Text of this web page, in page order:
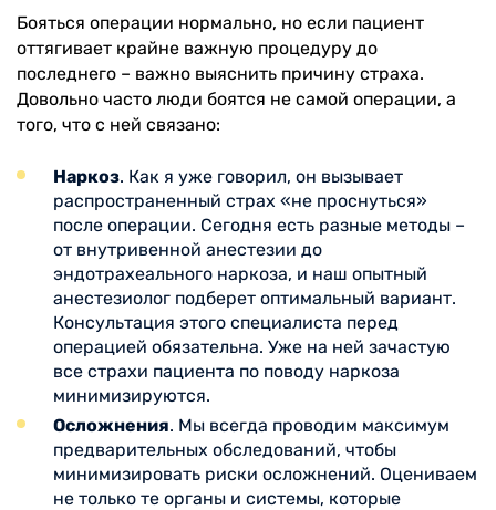
Бояться операции нормально, но если пациент
оттягивает крайне важную процедуру до
последнего – важно выяснить причину страха.
Довольно часто люди боятся не самой операции, а
того, что с ней связано:
Наркоз. Как я уже говорил, он вызывает
распространенный страх «не проснуться»
после операции. Сегодня есть разные методы –
от внутривенной анестезии до
эндотрахеального наркоза, и наш опытный
анестезиолог подберет оптимальный вариант.
Консультация этого специалиста перед
операцией обязательна. Уже на ней зачастую
все страхи пациента по поводу наркоза
минимизируются.
Осложнения. Мы всегда проводим максимум
предварительных обследований, чтобы
минимизировать риски осложнений. Оцениваем
не только те органы и системы, которые